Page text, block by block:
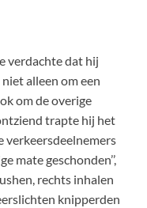
verdachte dat hij
alleen om een
om de overige
trapte hij het
verkeersdeelnemers
mate geschonden’’,
rechts inhalen
knipperden